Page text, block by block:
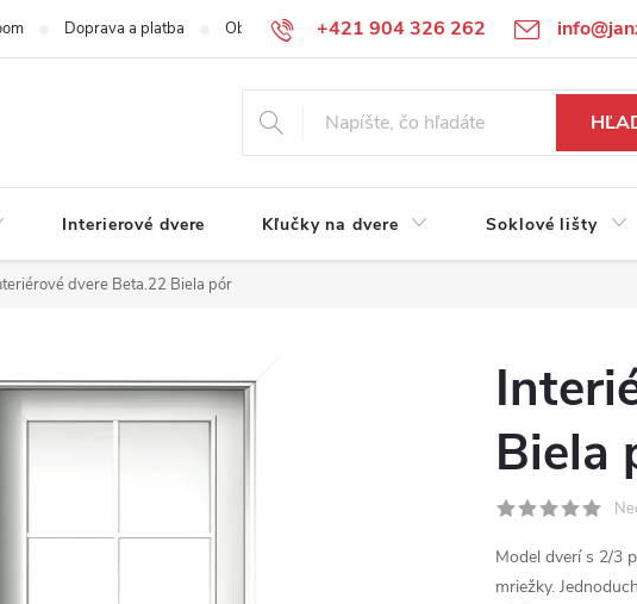
+421 904 326 262
Doprava a platba Obchodné podmienky Reklamačné podmienky
Interierové dvere Kľučky na dvere Soklové lišty
dvere Beta.22 Biela pór
Biela
Model dverí s 2/3
mriežky.